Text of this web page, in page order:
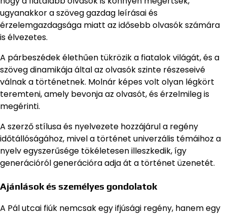
ugyanakkor a szöveg gazdag leírásai és
érzelemgazdagsága miatt az idősebb olvasók számára
is élvezetes.
A párbeszédek élethűen tükrözik a fiatalok világát, és a
szöveg dinamikája által az olvasók szinte részeseivé
válnak a történetnek. Molnár képes volt olyan légkört
teremteni, amely bevonja az olvasót, és érzelmileg is
megérinti.
A szerző stílusa és nyelvezete hozzájárul a regény
időtállóságához, mivel a történet univerzális témáihoz a
nyelv egyszerűsége tökéletesen illeszkedik, így
generációról generációra adja át a történet üzenetét.
Ajánlások és személyes gondolatok
A Pál utcai fiúk nemcsak egy ifjúsági regény, hanem egy